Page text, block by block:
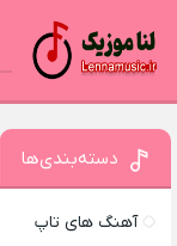
دسته‌بندی‌ها
آهنگ های تاپ